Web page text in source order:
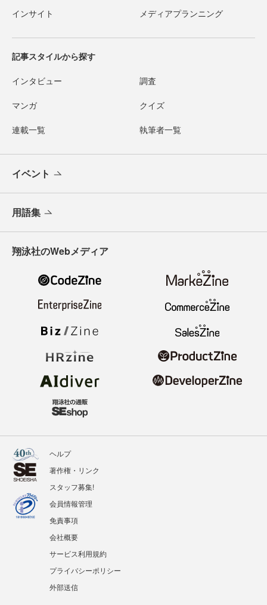
インサイト メディアプランニング
記事スタイルから探す
インタビュー 調査
マンガ クイズ
連載一覧 執筆者一覧
イベント
用語集
翔泳社のWebメディア
ヘルプ
著作権・リンク
スタッフ募集!
会員情報管理
免責事項
会社概要
サービス利用規約
プライバシーポリシー
外部送信